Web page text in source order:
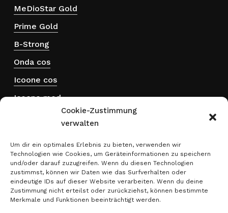
Cookie-Zustimmung
verwalten
Um dir ein optimales Erlebnis zu bieten, verwenden wir
Technologien wie Cookies, um Geräteinformationen zu speichern
und/oder darauf zuzugreifen. Wenn du diesen Technologien
zustimmst, können wir Daten wie das Surfverhalten oder
eindeutige IDs auf dieser Website verarbeiten. Wenn du deine
Zustimmung nicht erteilst oder zurückziehst, können bestimmte
Merkmale und Funktionen beeinträchtigt werden.
MeDioStar Gold
Prime Gold
B-Strong
Onda cos
Icoone cos
Icoone med
Hydra touch H₂
Rechtliches
Impressum